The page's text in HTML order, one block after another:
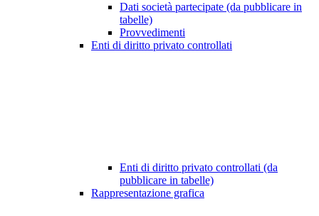
Dati società partecipate (da pubblicare in
tabelle)
Provvedimenti
Enti di diritto privato controllati
Enti di diritto privato controllati (da
pubblicare in tabelle)
Rappresentazione grafica